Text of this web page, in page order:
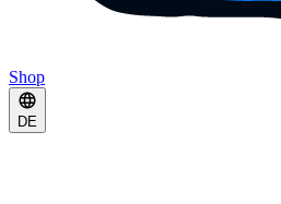
Shop
DE